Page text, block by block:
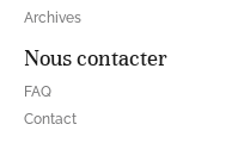
Archives
Nous contacter
FAQ
Contact